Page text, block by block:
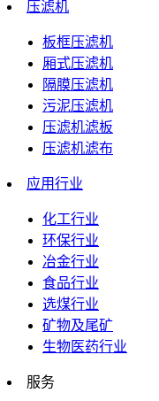
压滤机
板框压滤机
厢式压滤机
隔膜压滤机
污泥压滤机
压滤机滤板
压滤机滤布
应用行业
化工行业
环保行业
冶金行业
食品行业
选煤行业
矿物及尾矿
生物医药行业
服务